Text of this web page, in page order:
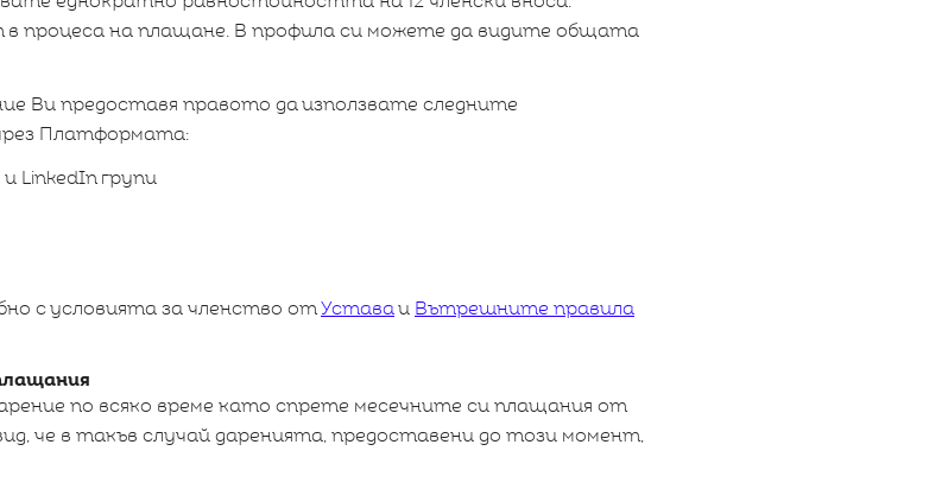
процеса на плащане. В профила си можете да видите общата
Ви предоставя правото да използвате следните
Платформата:
LinkedIn групи
с условията за членство отУставаи Вътрешните правила
по всяко време като спрете месечните си плащания от
че в такъв случай даренията, предоставени до този момент,